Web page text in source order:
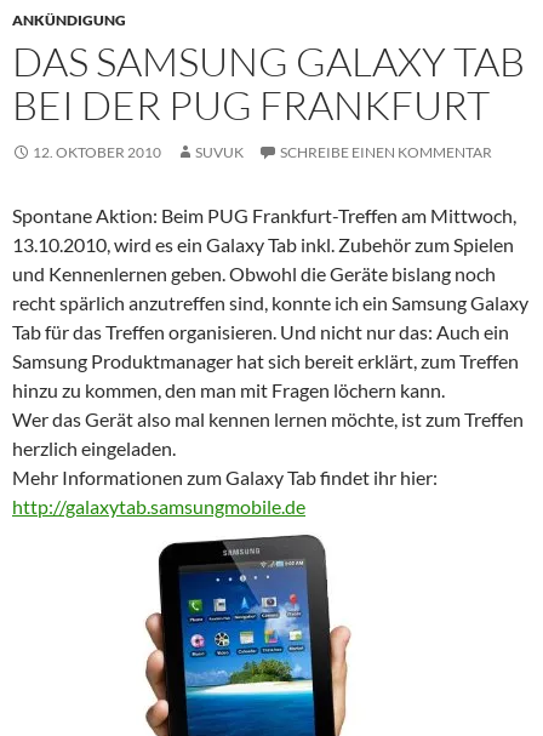
ANKÜNDIGUNG
DAS SAMSUNG GALAXY TAB
BEI DER PUG FRANKFURT
12. OKTOBER 2010 SUVUK SCHREIBE EINEN KOMMENTAR
Spontane Aktion: Beim PUG Frankfurt-Treffen am Mittwoch,
13.10.2010, wird es ein Galaxy Tab inkl. Zubehör zum Spielen
und Kennenlernen geben. Obwohl die Geräte bislang noch
recht spärlich anzutreffen sind, konnte ich ein Samsung Galaxy
Tab für das Treffen organisieren. Und nicht nur das: Auch ein
Samsung Produktmanager hat sich bereit erklärt, zum Treffen
hinzu zu kommen, den man mit Fragen löchern kann.
Wer das Gerät also mal kennen lernen möchte, ist zum Treffen
herzlich eingeladen.
Mehr Informationen zum Galaxy Tab findet ihr hier:
http://galaxytab.samsungmobile.de